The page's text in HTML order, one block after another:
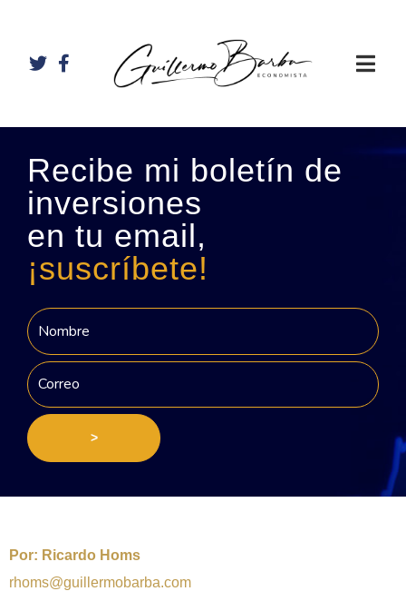
Recibe mi boletín de
inversiones
en tu email,
¡suscríbete!
>
Por: Ricardo Homs
rhoms@guillermobarba.com